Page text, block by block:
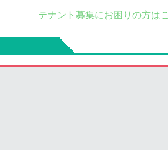
テナント募集にお困りの方は